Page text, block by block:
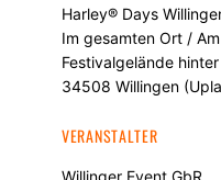
Harley® Days
Im gesamten Ort /
Festivalgelände
34508 Willingen
VERANSTALTER